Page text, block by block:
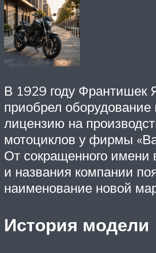
В 1929 году Франтишек
приобрел оборудование
лицензию на
мотоциклов у фирмы
От сокращенного имени
и названия компании
наименование новой
История модели